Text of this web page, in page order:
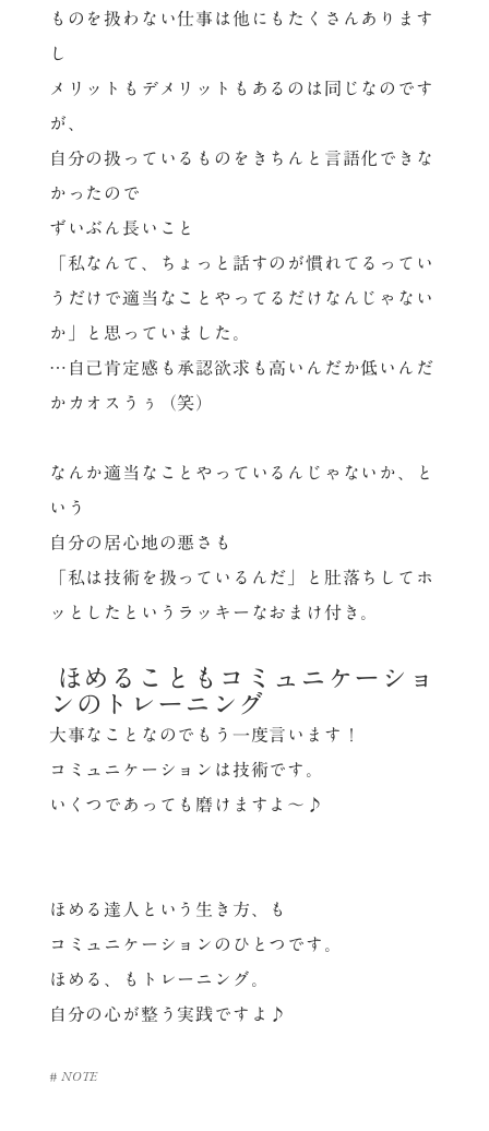
ものを扱わない仕事は他にもたくさんあります
し
メリットもデメリットもあるのは同じなのです
が、
自分の扱っているものをきちんと言語化できな
かったので
ずいぶん長いこと
「私なんて、ちょっと話すのが慣れてるってい
うだけで適当なことやってるだけなんじゃない
か」と思っていました。
…自己肯定感も承認欲求も高いんだか低いんだ
かカオスうぅ（笑）
なんか適当なことやっているんじゃないか、と
いう
自分の居心地の悪さも
「私は技術を扱っているんだ」と肚落ちしてホ
ッとしたというラッキーなおまけ付き。
ほめることもコミュニケーショ
ンのトレーニング
大事なことなのでもう一度言います！
コミュニケーションは技術です。
いくつであっても磨けますよ～♪
ほめる達人という生き方、も
コミュニケーションのひとつです。
ほめる、もトレーニング。
自分の心が整う実践ですよ♪
# NOTE